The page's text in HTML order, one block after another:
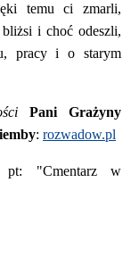
temu ci zmarli,
i choć odeszli,
pracy i o starym
Pani Grażyny
: rozwadow.pl
pt: "Cmentarz w